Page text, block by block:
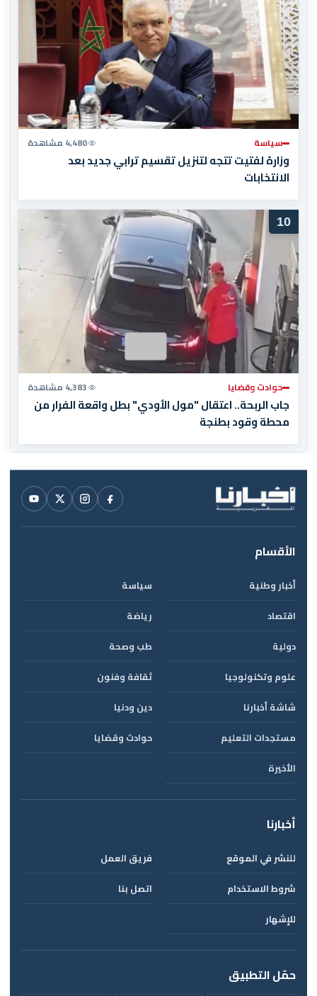
سياسة 4,480 مشاهدة
وزارة لفتيت تتجه لتنزيل تقسيم ترابي جديد بعد
الانتخابات
10
حوادث وقضايا 4,383 مشاهدة
جاب الربحة.. اعتقال "مول الأودي" بطل واقعة الفرار من
محطة وقود بطنجة
الأقسام
أخبار وطنية
سياسة
اقتصاد
رياضة
دولية
طب وصحة
علوم وتكنولوجيا
ثقافة وفنون
شاشة أخبارنا
دين ودنيا
مستجدات التعليم
حوادث وقضايا
الأخيرة
أخبارنا
للنشر في الموقع
فريق العمل
شروط الاستخدام
اتصل بنا
للإشهار
حمّل التطبيق